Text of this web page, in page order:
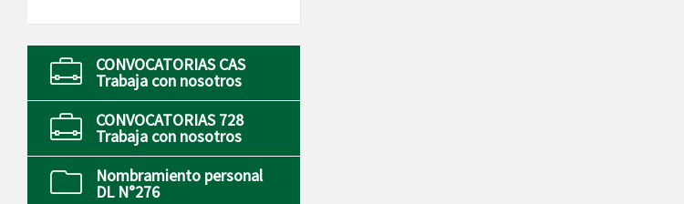
CONVOCATORIAS CAS
Trabaja con nosotros
CONVOCATORIAS 728
Trabaja con nosotros
Nombramiento personal
DL N°276